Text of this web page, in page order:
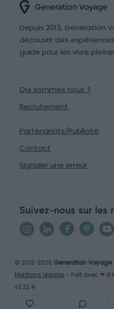
Depuis 2013, Generation
découvrir des
guide pour les vivre
Qui sommes nous ?
Recrutement
Partenariats/Publicité
Contact
Signaler une erreur
Suivez-nous sur les
© 2013-2026 Generation Voyage
Mentions légales - Fait avec ❤ à
v2.32.4